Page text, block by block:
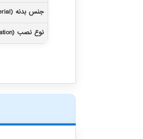
جنس بدنه (Body Material)
نوع نصب (Installation)